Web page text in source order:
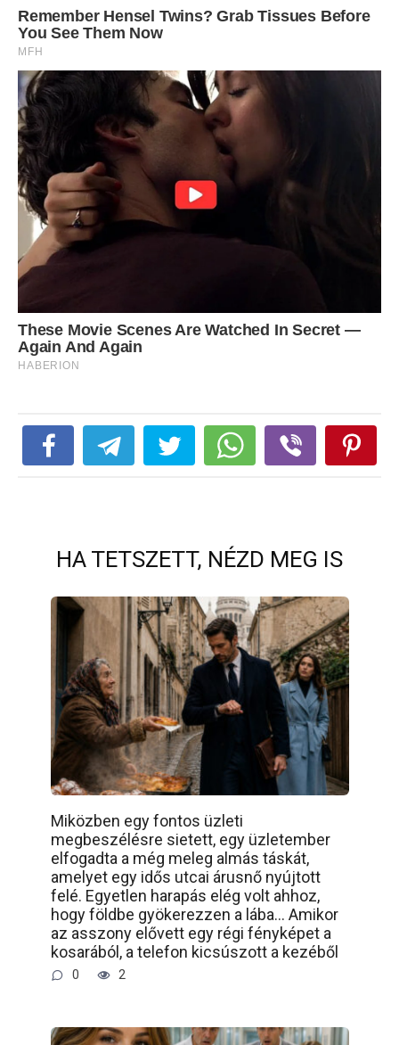
HA TETSZETT, NÉZD MEG IS
Miközben egy fontos üzleti
megbeszélésre sietett, egy üzletember
elfogadta a még meleg almás táskát,
amelyet egy idős utcai árusnő nyújtott
felé. Egyetlen harapás elég volt ahhoz,
hogy földbe gyökerezzen a lába… Amikor
az asszony elővett egy régi fényképet a
kosarából, a telefon kicsúszott a kezéből
0 2